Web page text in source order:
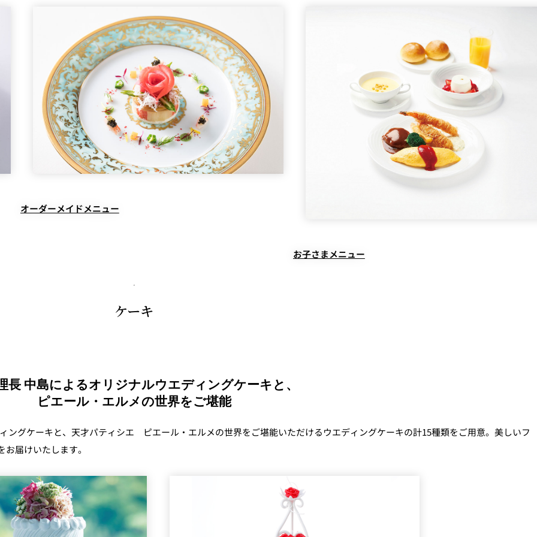
オーダーメイドメニュー
お子さまメニュー
ケーキ
長 中島によるオリジナルウエディングケーキと、
ピエール・エルメの世界をご堪能
ングケーキと、天才パティシエ ピエール・エルメの世界をご堪能いただけるウエディングケーキの計15種類をご用意。美しいフ
届けいたします。